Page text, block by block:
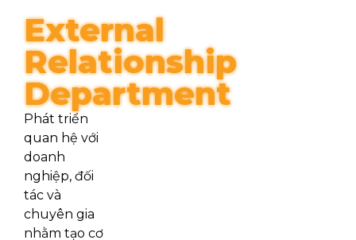
External
Relationship
Department
Phát triển
quan hệ với
doanh
nghiệp, đối
tác và
chuyên gia
nhằm tạo cơ